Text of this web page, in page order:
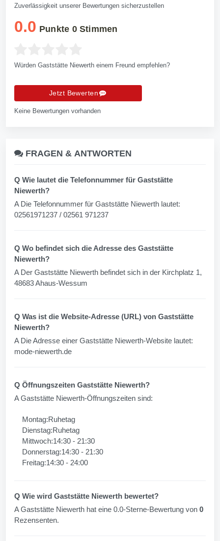
Zuverlässigkeit unserer Bewertungen sicherzustellen
0.0 Punkte 0Stimmen
Würden Gaststätte Niewerth einem Freund empfehlen?
Jetzt Bewerten
Keine Bewertungen vorhanden
FRAGEN & ANTWORTEN
Q Wie lautet die Telefonnummer für Gaststätte
Niewerth?
A Die Telefonnummer für Gaststätte Niewerth lautet:
02561971237 / 02561 971237
Q Wo befindet sich die Adresse des Gaststätte
Niewerth?
A Der Gaststätte Niewerth befindet sich in der Kirchplatz 1,
48683 Ahaus-Wessum
Q Was ist die Website-Adresse (URL) von Gaststätte
Niewerth?
A Die Adresse einer Gaststätte Niewerth-Website lautet:
mode-niewerth.de
Q Öffnungszeiten Gaststätte Niewerth?
A Gaststätte Niewerth-Öffnungszeiten sind:
Montag:Ruhetag
Dienstag:Ruhetag
Mittwoch:14:30 - 21:30
Donnerstag:14:30 - 21:30
Freitag:14:30 - 24:00
Q Wie wird Gaststätte Niewerth bewertet?
A Gaststätte Niewerth hat eine 0.0-Sterne-Bewertung von 0
Rezensenten.